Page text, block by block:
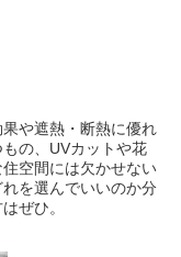
や遮熱・断熱に優れ
の、UVカットや花
空間には欠かせない
を選んでいいのか分
ぜひ。